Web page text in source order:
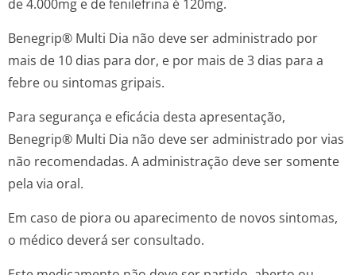
de 4.000mg e de fenilefrina é 120mg.
Benegrip® Multi Dia não deve ser administrado por
mais de 10 dias para dor, e por mais de 3 dias para a
febre ou sintomas gripais.
Para segurança e eficácia desta apresentação,
Benegrip® Multi Dia não deve ser administrado por vias
não recomendadas. A administração deve ser somente
pela via oral.
Em caso de piora ou aparecimento de novos sintomas,
o médico deverá ser consultado.